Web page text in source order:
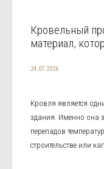
Кровельный
материал,
24.07.2026
Кровля является
здания. Именно она
перепадов
строительстве или